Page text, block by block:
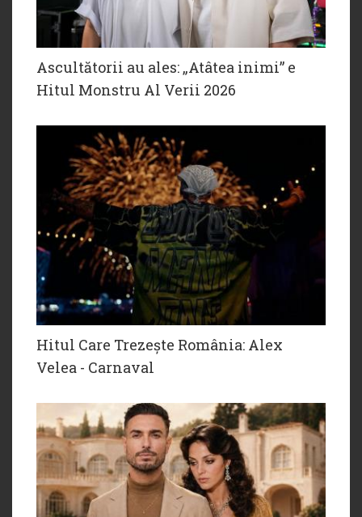
Ascultătorii au ales: „Atâtea inimi” e
Hitul Monstru Al Verii 2026
Hitul Care Trezește România: Alex
Velea - Carnaval